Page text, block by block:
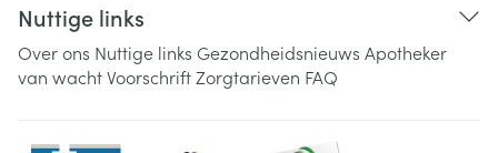
Nuttige links
Over ons Nuttige links Gezondheidsnieuws Apotheker
van wachtVoorschriftZorgtarieven FAQ